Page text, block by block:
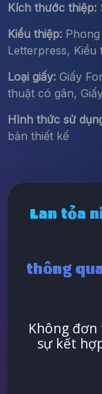
Kích thước thiệp:
Kiểu thiệp:Phong
Letterpress, Kiểu
Loại giấy:Giấy
thuật có gân,
Hình thức sử
bản thiết kế
Lan tỏa
thông
Không
sự kết